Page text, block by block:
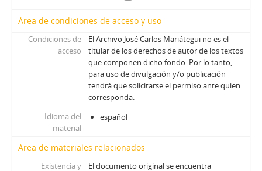
Área de condiciones de acceso y uso
Condiciones de
acceso
El Archivo José Carlos Mariátegui no es el
titular de los derechos de autor de los textos
que componen dicho fondo. Por lo tanto,
para uso de divulgación y/o publicación
tendrá que solicitarse el permiso ante quien
corresponda.
Idioma del
material
español
Área de materiales relacionados
Existencia y
El documento original se encuentra